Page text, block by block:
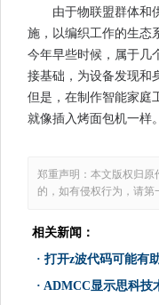
由于物联盟群体和
施，以编织工作的生态
今年早些时候，属于几
接基础，为设备发现和
但是，在制作智能家庭
就像插入烤面包机一样。
郑重声明：本文版权归原
的，如有侵权行为，请第
相关新闻：
· 打开z波代码可能有
· ADMCC显示思科技